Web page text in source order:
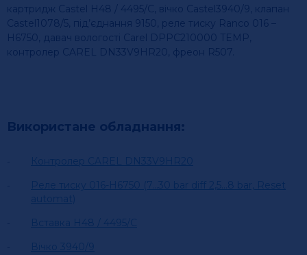
картридж Castel H48 / 4495/C, вічко Castel3940/9, клапан
Castel1078/5, під’єднання 9150, реле тиску Ranco 016 –
H6750, давач вологості Carel DPPC210000 TEMP,
контролер CAREL DN33V9HR20, фреон R507.
Використане обладнання:
Контролер CAREL DN33V9HR20
Реле тиску 016-H6750 (7...30 bar diff 2,5...8 bar, Reset
automat)
Вставка H48 / 4495/C
Вічко 3940/9